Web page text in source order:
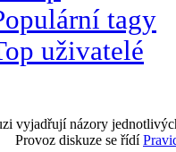
tagy
uživatelé
vyjadřují názory
Provoz diskuze se řídí